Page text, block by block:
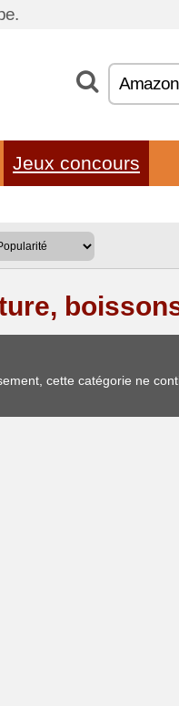
Jeux concours
cette catégorie ne